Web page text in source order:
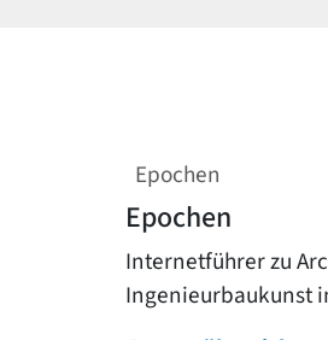
Epochen
Epochen
Internetführer zu
Ingenieurbaukunst